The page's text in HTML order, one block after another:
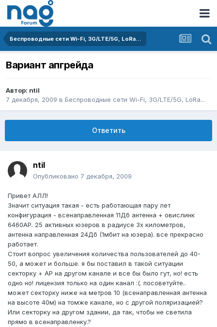
Беспроводные сети Wi-Fi, 3G/LTE/5G, LoRa...
Вариант апгрейда
Автор: ntil
7 декабря, 2009 в Беспроводные сети Wi-Fi, 3G/LTE/5G, LoRa...
Ответить
ntil
Опубликовано 7 декабря, 2009
Привет АЛЛ!
Значит ситуация такая - есть работающая пару лет
конфигурация - всенаправленная 11Дб антенна + овислинк
6460АР. 25 активных юзеров в радиусе 3х километров,
антенна направленная 24Дб (1мбит на юзера). все прекрасно
работает.
Стоит вопрос увеличения количества пользователей до 40-
50, а может и больше. я бы поставил в такой ситуации
секторку + АР на другом канале и все бы было гут, но! есть
одно но! лицензия только на один канал :(. посоветуйте..
может секторку ниже на метров 10 (всенаправленная антенна
на высоте 40м) на томже канале, но с другой поляризацией?
Или секторку на другом здании, да так, чтобы не светила
прямо в всенаправленку.?